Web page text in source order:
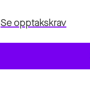
Se opptakskrav